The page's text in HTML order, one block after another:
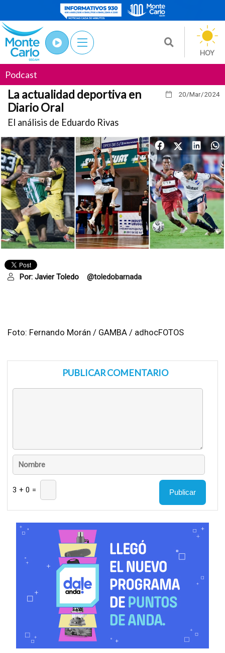
HOY
Podcast
20/Mar/2024
La actualidad deportiva en
Diario Oral
El análisis de Eduardo Rivas
Por: Javier Toledo @toledobarnada
Foto: Fernando Morán / GAMBA / adhocFOTOS
PUBLICAR COMENTARIO
3 + 0 =